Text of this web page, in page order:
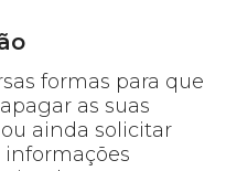
formas para que
as suas
ainda solicitar